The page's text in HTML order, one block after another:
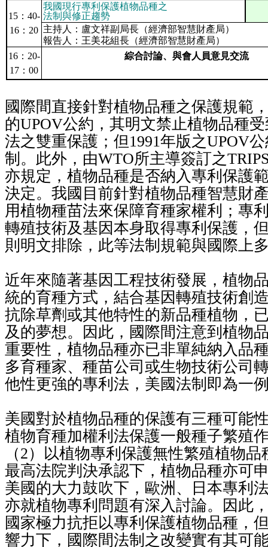
15： 40-
16 ： 20
我國現行專利保護植物品種之
法制與修正趨勢
主持人：盧文祥副局長（經濟部智慧財產局）
報告人：王美花組長（經濟部智慧財產局）
16： 20-
17 ：00
綜合討論、與會人員意見交流
國際間直接針對植物品種之保護規範
的UPOV公約，其明文禁止植物品種
法之雙重保護；但1991年版之UPOV
制。此外，由WTO所主導簽訂之
亦規定，植物品種是否納入專利保護
決定。我國目前針對植物品種智慧財
用植物種苗法來保障育種家權利；專
轉殖技術及基因本身取得專利保護，
則明文排除，此等法制規範與國際上
近年來隨著基因工程技術發展，植物
統的育種方式，結合基因轉殖技術創
抗除草劑或其他特性的新品種植物，
及的夢想。因此，國際間注意到植物
重要性，植物品種亦已非單純納入品
多育種家、種苗公司或生物技術公司
他性更強的專利法，美國法制即為一
美國對於植物品種的保護有三種可能
植物育種加權利法保護一般種子繁殖
（2）以植物專利保護無性繁殖植物品
最高法院判決承認下，植物品種亦可
美國的大力鼓吹下，歐洲、日本專利
亦就植物專利問題有深入討論。因此
國家極力抗拒以專利保護植物品種，
響力下，國際間法制之改變實有其可